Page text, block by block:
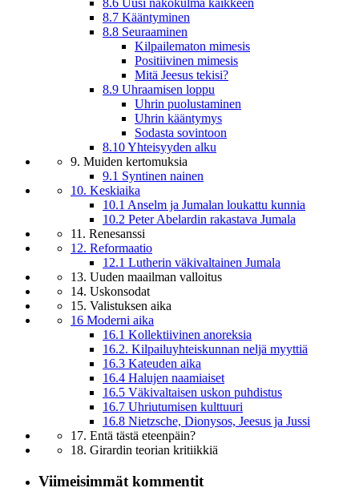
8.6 Uusi näkökulma kaikkeen
8.7 Kääntyminen
8.8 Seuraaminen
Kilpailematon mimesis
Positiivinen mimesis
Mitä Jeesus tekisi?
8.9 Uhraamisen loppu
Uhrin puolustaminen
Uhrin kääntymys
Sodasta sovintoon
8.10 Yhteisyyden alku
9. Muiden kertomuksia
9.1 Syntinen nainen
10. Keskiaika
10.1 Anselm ja Jumalan loukattu kunnia
10.2 Peter Abelardin rakastava Jumala
11. Renesanssi
12. Reformaatio
12.1 Lutherin väkivaltainen Jumala
13. Uuden maailman valloitus
14. Uskonsodat
15. Valistuksen aika
16 Moderni aika
16.1 Kollektiivinen anoreksia
16.2. Kilpailuyhteiskunnan neljä myyttiä
16.3 Kateuden aika
16.4 Halujen naamiaiset
16.5 Väkivaltaisen uskon puhdistus
16.7 Uhriutumisen kulttuuri
16.8 Nietzsche, Dionysos, Jeesus ja Jussi
17. Entä tästä eteenpäin?
18. Girardin teorian kritiikkiä
Viimeisimmät kommentit